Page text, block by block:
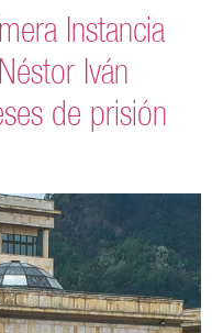
Instancia
Iván
de prisión